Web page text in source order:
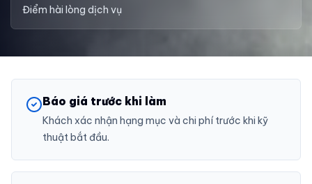
Điểm hài lòng dịch vụ
Báo giá trước khi làm
Khách xác nhận hạng mục và chi phí trước khi kỹ
thuật bắt đầu.